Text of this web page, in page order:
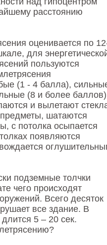
расстоянию
оценивается по
для
пользуются
(1 - 4 балла),
(8 и более
и вылетают
шатаются
с потолка осыпается
появляются
подземные толчки
чего происходят
Всего десяток
все здание. В
5 – 20 сек.